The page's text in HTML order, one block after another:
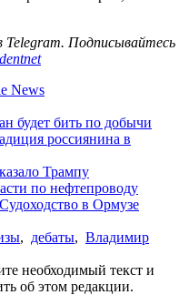
Telegram. Подписывайтесь
News
будет бить по добычи
россиянина в
Трампу
по нефтепроводу
в Ормузе
, дебаты, Владимир
необходимый текст и
об этом редакции.